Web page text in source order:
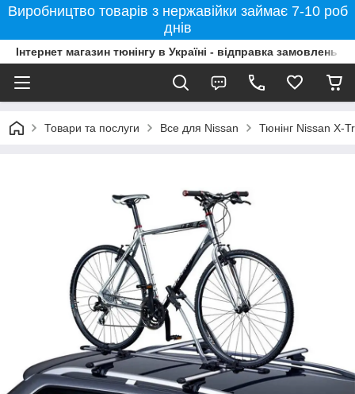
Виробництво товарів з нержавійки займає 7-10 роб
днів
Інтернет магазин тюнінгу в Україні - відправка замовлень
Товари та послуги Все для Nissan Тюнінг Nissan X-